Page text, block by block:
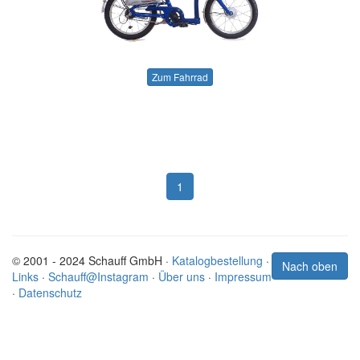
Zum Fahrrad
1
Nach oben
© 2001 - 2024 Schauff GmbH · Katalogbestellung ·
Links · Schauff@Instagram · Über uns · Impressum
· Datenschutz